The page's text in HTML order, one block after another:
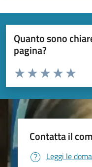
Quanto sono
pagina?
Valuta da 1 a 5 stelle la
Valuta
Valuta 4
Valuta 3 stelle
Valuta 2 stelle su 5
Valuta 1 stelle su 5
Contatta il
Leggi le